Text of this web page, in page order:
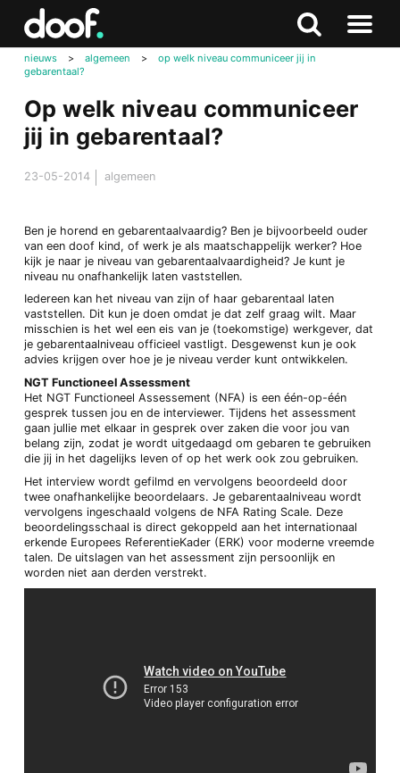
Zoeken
Naar
nieuws > algemeen >
op welk niveau communiceer jij in
gebarentaal?
Op welk niveau communiceer
jij in gebarentaal?
23-05-2014 algemeen
Ben je horend en gebarentaalvaardig? Ben je bijvoorbeeld ouder
van een doof kind, of werk je als maatschappelijk werker? Hoe
kijk je naar je niveau van gebarentaalvaardigheid? Je kunt je
niveau nu onafhankelijk laten vaststellen.
Iedereen kan het niveau van zijn of haar gebarentaal laten
vaststellen. Dit kun je doen omdat je dat zelf graag wilt. Maar
misschien is het wel een eis van je (toekomstige) werkgever, dat
je gebarentaalniveau officieel vastligt. Desgewenst kun je ook
advies krijgen over hoe je je niveau verder kunt ontwikkelen.
NGT Functioneel Assessment
Het NGT Functioneel Assessement (NFA) is een één-op-één
gesprek tussen jou en de interviewer. Tijdens het assessment
gaan jullie met elkaar in gesprek over zaken die voor jou van
belang zijn, zodat je wordt uitgedaagd om gebaren te gebruiken
die jij in het dagelijks leven of op het werk ook zou gebruiken.
Het interview wordt gefilmd en vervolgens beoordeeld door
twee onafhankelijke beoordelaars. Je gebarentaalniveau wordt
vervolgens ingeschaald volgens de NFA Rating Scale. Deze
beoordelingsschaal is direct gekoppeld aan het internationaal
erkende Europees ReferentieKader (ERK) voor moderne vreemde
talen. De uitslagen van het assessment zijn persoonlijk en
worden niet aan derden verstrekt.
Doof.nl
Zoeken